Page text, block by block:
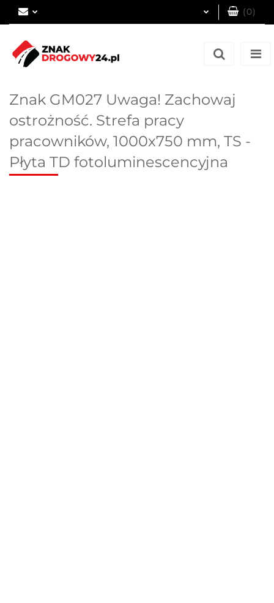
(0)
Znak GM027 Uwaga! Zachowaj
ostrożność. Strefa pracy
pracowników, 1000x750 mm, TS -
Płyta TD fotoluminescencyjna